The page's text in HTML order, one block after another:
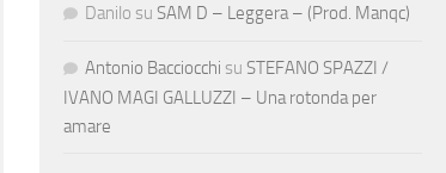
Danilo su SAM D – Leggera – (Prod. Manqc)
Antonio Bacciocchi su STEFANO SPAZZI /
IVANO MAGI GALLUZZI – Una rotonda per
amare